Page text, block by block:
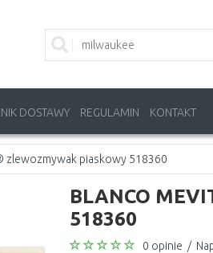
DOSTAWY REGULAMIN KONTAKT
zlewozmywak piaskowy 518360
BLANCO
518360
0 opinie /